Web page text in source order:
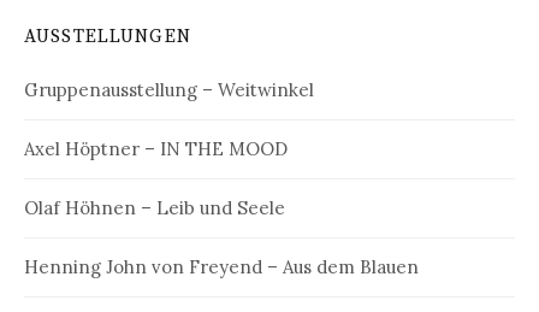
AUSSTELLUNGEN
Gruppenausstellung – Weitwinkel
Axel Höptner – IN THE MOOD
Olaf Höhnen – Leib und Seele
Henning John von Freyend – Aus dem Blauen